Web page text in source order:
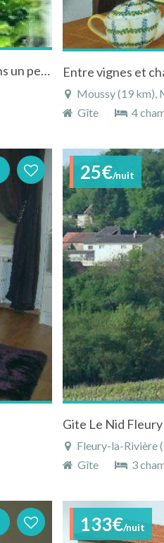
Gîte à Fèrebrianges dans la Marne en Champagne-Ardenne dans un petit village entouré de vignes
Moussy (19 km),
Gîte
4
25€/nuit
Gite Le Nid
Fleury-la-Rivière
Gîte
3
133€/nuit